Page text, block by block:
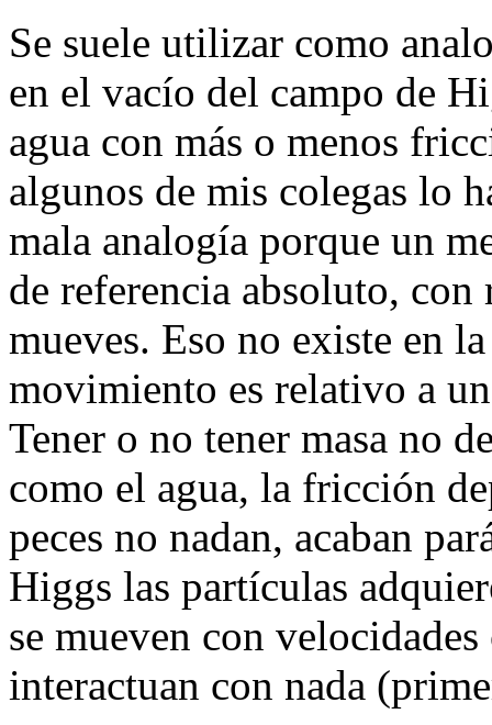
Se suele utilizar como
en el vacío del campo de
agua con más o menos
algunos de mis colegas lo
mala analogía porque un
de referencia absoluto, con
mueves. Eso no existe en
movimiento es relativo a
Tener o no tener masa no
como el agua, la fricción
peces no nadan, acaban
Higgs las partículas
se mueven con
interactuan con nada